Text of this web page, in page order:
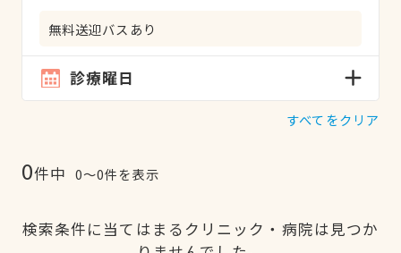
無料送迎バスあり
診療曜日
すべてをクリア
0件中 0〜0件を表示
検索条件に当てはまるクリニック・病院は見つか